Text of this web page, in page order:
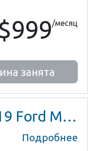
/месяц
занята
Ford Mustang
Подробнее